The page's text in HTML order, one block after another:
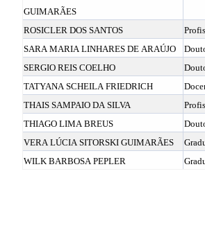
GUIMARÃES
ROSICLER DOS SANTOS
SARA MARIA LINHARES DE ARAÚJO
SERGIO REIS COELHO
TATYANA SCHEILA FRIEDRICH
THAIS SAMPAIO DA SILVA
THIAGO LIMA BREUS
VERA LÚCIA SITORSKI GUIMARÃES
WILK BARBOSA PEPLER